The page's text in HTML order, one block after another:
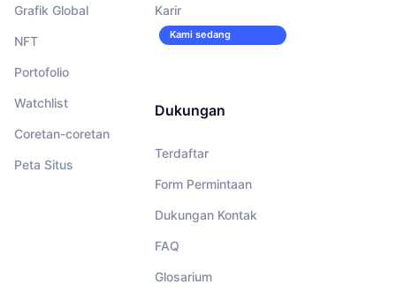
Grafik Global
NFT
Portofolio
Watchlist
Coretan-coretan
Peta Situs
Karir
Kami sedang
Dukungan
Terdaftar
Form Permintaan
Dukungan Kontak
FAQ
Glosarium